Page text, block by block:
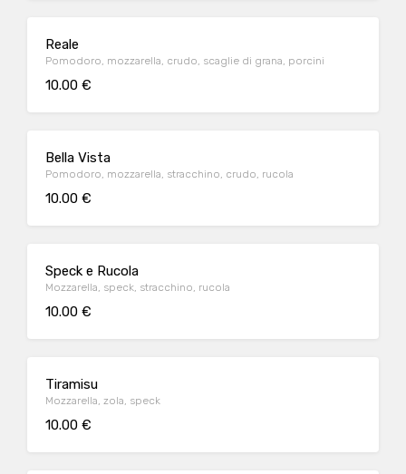
Reale
Pomodoro, mozzarella, crudo, scaglie di grana, porcini
10.00 €
Bella Vista
Pomodoro, mozzarella, stracchino, crudo, rucola
10.00 €
Speck e Rucola
Mozzarella, speck, stracchino, rucola
10.00 €
Tiramisu
Mozzarella, zola, speck
10.00 €